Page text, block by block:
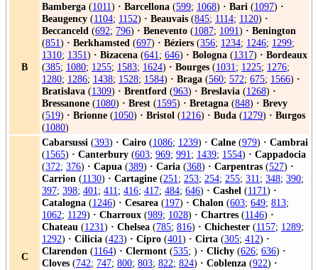
B
Bamberga (1011) · Barcellona (599; 1068) · Bari (1097) ·
Beaugency (1104; 1152) · Beauvais (845; 1114; 1120) ·
Beccanceld (692; 796) · Benevento (1087; 1091) · Benington
(851) · Berkhamsted (697) · Béziers (356; 1234; 1246; 1299;
1310; 1351) · Bizacena (641; 646) · Bologna (1317) · Bordeaux
(385; 1080; 1255; 1583; 1624) · Bourges (1031; 1225; 1276;
1280; 1286; 1438; 1528; 1584) · Braga (560; 572; 675; 1566) ·
Bratislava (1309) · Brentford (963) · Breslavia (1268) ·
Bressanone (1080) · Brest (1595) · Bretagna (848) · Brevy
(519) · Brionne (1050) · Bristol (1216) · Buda (1279) · Burgos
(1080)
C
Cabarsussi (393) · Cairo (1086; 1239) · Calne (979) · Cambrai
(1565) · Canterbury (603; 969; 991; 1439; 1554) · Cappadocia
(372; 376) · Capua (389) · Caria (368) · Carpentras (527) ·
Carrion (1130) · Cartagine (251; 253; 254; 255; 311; 348; 390;
397; 398; 401; 411; 416; 417; 484; 646) · Cashel (1171) ·
Catalogna (1246) · Cesarea (197) · Chalon (603; 649; 813;
1062; 1129) · Charroux (989; 1028) · Chartres (1146) ·
Chateau (1231) · Chelsea (785; 816) · Chichester (1157; 1289;
1292) · Cilicia (423) · Cipro (401) · Cirta (305; 412) ·
Clarendon (1164) · Clermont (535; ) · Clichy (626; 636) ·
Cloves (742; 747; 800; 803; 822; 824) · Coblenza (922) ·